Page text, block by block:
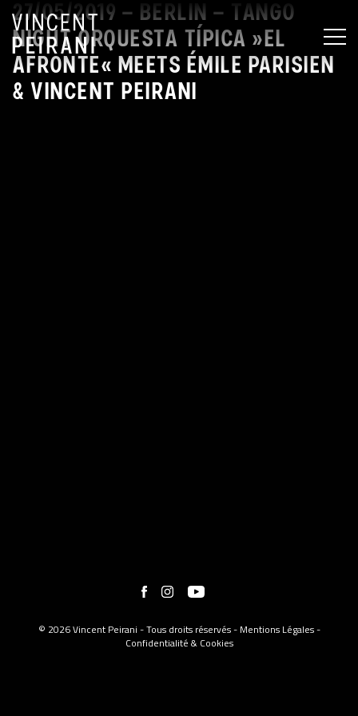
27/05/2019 – BERLIN – TANGO
NIGHT ORQUESTA TÍPICA »EL
AFRONTE« MEETS ÉMILE PARISIEN
& VINCENT PEIRANI
© 2026 Vincent Peirani - Tous droits réservés - Mentions Légales-
Confidentialité & Cookies